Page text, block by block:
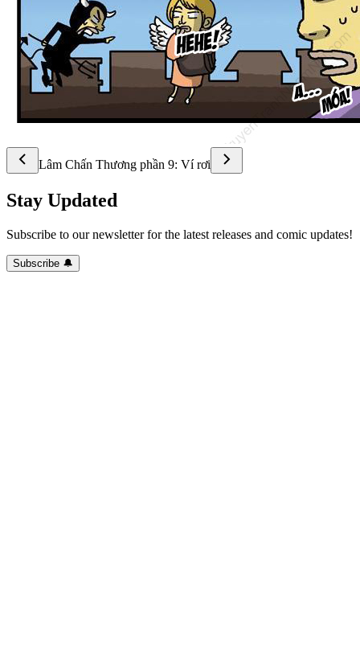
Lâm Chấn Thương phần 9: Ví rơi
Stay Updated
Subscribe to our newsletter for the latest releases and comic updates!
Subscribe 🔔